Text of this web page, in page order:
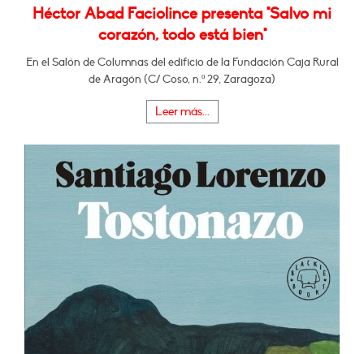
Héctor Abad Faciolince presenta "Salvo mi
corazón, todo está bien"
En el Salón de Columnas del edificio de la Fundación Caja Rural
de Aragón (C/ Coso, n.º 29, Zaragoza)
Leer más...